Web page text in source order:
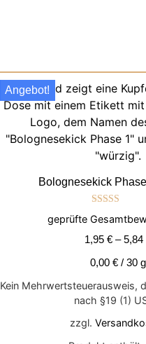
Angebot!
Bolognesekick
Bewertet mit
5.00
geprüfte
1,95 €–5,84
0,00 €/ 30 g
Kein Mehrwertsteuerausweis,
nach §19 (1)
zzgl.